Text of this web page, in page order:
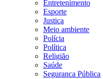
Entretenimento
Esporte
Justiça
Meio ambiente
Polícia
Política
Religião
Saúde
Seguranca Pública